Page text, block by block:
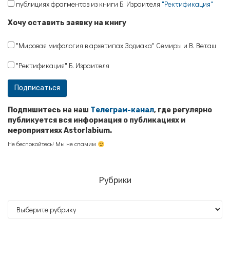
публициях фрагментов из книги Б. Израителя "Ректификация"
Хочу оставить заявку на книгу
"Мировая мифология в архетипах Зодиака" Семиры и В. Веташ
"Ректификация" Б. Израителя
Подпишитесь на наш Телеграм-канал, где регулярно
публикуется вся информация о публикациях и
мероприятиях Astorlabium.
Не беспокойтесь! Мы не спамим
Рубрики
Рубрики